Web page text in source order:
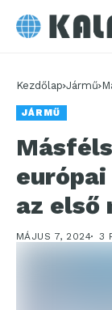
Kezdőlap Jármű
JÁRMŰ
az első
MÁJUS 7, 2024 3